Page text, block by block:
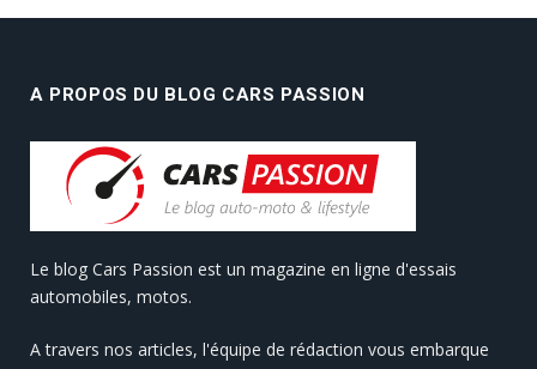
A PROPOS DU BLOG CARS PASSION
Le blog Cars Passion est un magazine en ligne d'essais
automobiles, motos.
A travers nos articles, l'équipe de rédaction vous embarque